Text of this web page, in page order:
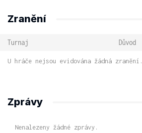
Zranění
Turnaj Důvod
U hráče nejsou evidována žádná zranění.
Zprávy
Nenalezeny žádné zprávy.